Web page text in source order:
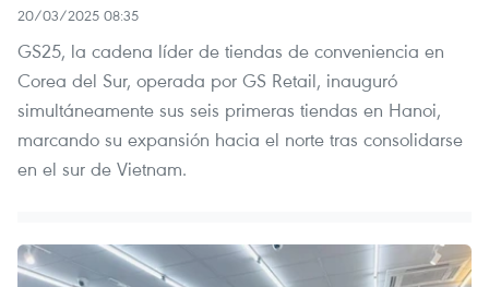
20/03/2025 08:35
GS25, la cadena líder de tiendas de conveniencia en
Corea del Sur, operada por GS Retail, inauguró
simultáneamente sus seis primeras tiendas en Hanoi,
marcando su expansión hacia el norte tras consolidarse
en el sur de Vietnam.